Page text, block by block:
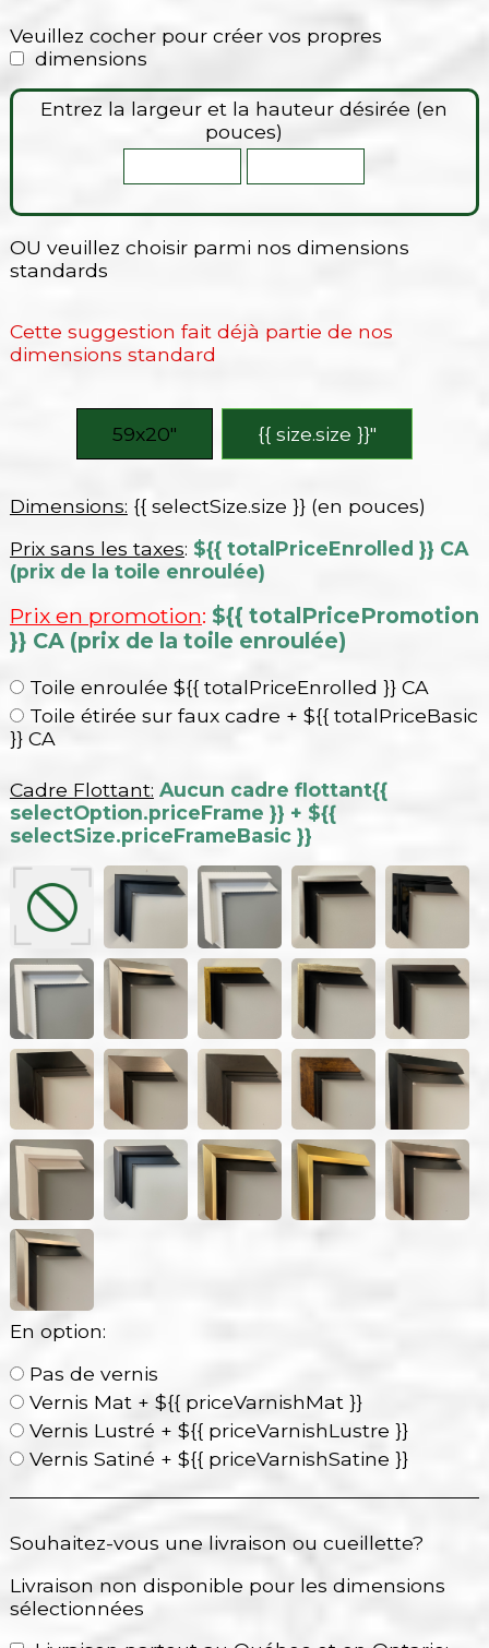
Veuillez cocher pour créer vos propres
dimensions
Entrez la largeur et la hauteur désirée (en
pouces)
OU veuillez choisir parmi nos dimensions
standards
Cette suggestion fait déjà partie de nos
dimensions standard
59x20″ {{ size.size }}″
Dimensions: {{ selectSize.size }} (en pouces)
Prix sans les taxes: ${{ totalPriceEnrolled }} CA
(prix de la toile enroulée)
Prix en promotion: ${{ totalPricePromotion
}} CA (prix de la toile enroulée)
Toile enroulée ${{ totalPriceEnrolled }} CA
Toile étirée sur faux cadre + ${{ totalPriceBasic
}} CA
Cadre Flottant: Aucun cadre flottant{{
selectOption.priceFrame }} + ${{
selectSize.priceFrameBasic }}
En option:
Pas de vernis
Vernis Mat + ${{ priceVarnishMat }}
Vernis Lustré + ${{ priceVarnishLustre }}
Vernis Satiné + ${{ priceVarnishSatine }}
Souhaitez-vous une livraison ou cueillette?
Livraison non disponible pour les dimensions
sélectionnées